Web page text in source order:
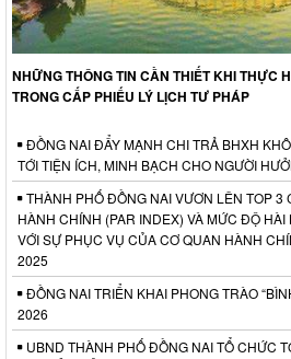
NHỮNG THÔNG TIN CẦN THIẾT KHI THỰC
TRONG CẤP PHIẾU LÝ LỊCH TƯ PHÁP
ĐỒNG NAI ĐẨY MẠNH CHI TRẢ BHXH
TỚI TIỆN ÍCH, MINH BẠCH CHO NGƯỜI
THÀNH PHỐ ĐỒNG NAI VƯƠN LÊN TOP 3
HÀNH CHÍNH (PAR INDEX) VÀ MỨC ĐỘ
VỚI SỰ PHỤC VỤ CỦA CƠ QUAN HÀNH
2025
ĐỒNG NAI TRIỂN KHAI PHONG TRÀO
2026
UBND THÀNH PHỐ ĐỒNG NAI TỔ CHỨC